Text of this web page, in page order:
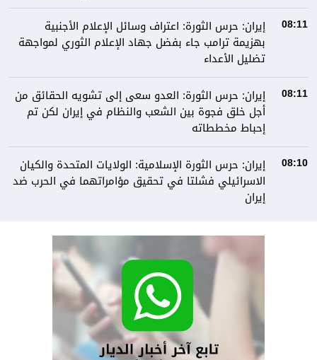
08:11
إيران: حرس الثورة: اعتراف وسائل الإعلام الأجنبية
بهزيمة ترامب جاء بفضل جهاد الإعلام الثوري لمواجهة
تضليل الأعداء
08:11
إيران: حرس الثورة: العدو سعى إلى تشويه الحقائق من
أجل خلق فجوة بين الشعب والنظام في إيران لكن تم
إحباط مخططاته
08:10
إيران: حرس الثورة الإسلامية: الولايات المتحدة والكيان
الاسرائيلي فشلتا في تحقيق مؤامراتهما في الحرب ضد
إيران